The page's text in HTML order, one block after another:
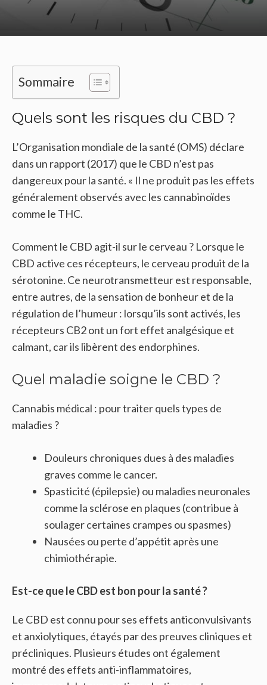
Sommaire
Quels sont les risques du CBD ?
L’Organisation mondiale de la santé (OMS) déclare
dans un rapport (2017) que le CBD n’est pas
dangereux pour la santé. « Il ne produit pas les effets
généralement observés avec les cannabinoïdes
comme le THC.
Comment le CBD agit-il sur le cerveau ? Lorsque le
CBD active ces récepteurs, le cerveau produit de la
sérotonine. Ce neurotransmetteur est responsable,
entre autres, de la sensation de bonheur et de la
régulation de l’humeur : lorsqu’ils sont activés, les
récepteurs CB2 ont un fort effet analgésique et
calmant, car ils libèrent des endorphines.
Quel maladie soigne le CBD ?
Cannabis médical : pour traiter quels types de
maladies ?
Douleurs chroniques dues à des maladies
graves comme le cancer.
Spasticité (épilepsie) ou maladies neuronales
comme la sclérose en plaques (contribue à
soulager certaines crampes ou spasmes)
Nausées ou perte d’appétit après une
chimiothérapie.
Est-ce que le CBD est bon pour la santé ?
Le CBD est connu pour ses effets anticonvulsivants
et anxiolytiques, étayés par des preuves cliniques et
précliniques. Plusieurs études ont également
montré des effets anti-inflammatoires,